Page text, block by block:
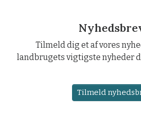
Tilmeld dig et af vores
landbrugets vigtigste nyheder
Tilmeld